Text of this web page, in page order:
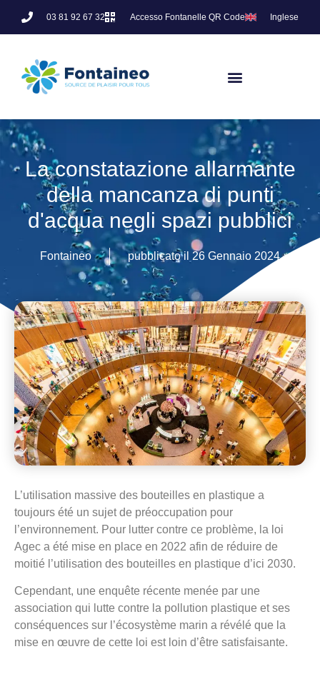
03 81 92 67 32 Accesso Fontanelle QR Code Inglese
La constatazione allarmante
della mancanza di punti
d'acqua negli spazi pubblici
Fontaineo pubblicato il 26 Gennaio 2024
L’utilisation massive des bouteilles en plastique a
toujours été un sujet de préoccupation pour
l’environnement. Pour lutter contre ce problème, la loi
Agec a été mise en place en 2022 afin de réduire de
moitié l’utilisation des bouteilles en plastique d’ici 2030.
Cependant, une enquête récente menée par une
association qui lutte contre la pollution plastique et ses
conséquences sur l’écosystème marin a révélé que la
mise en œuvre de cette loi est loin d’être satisfaisante.